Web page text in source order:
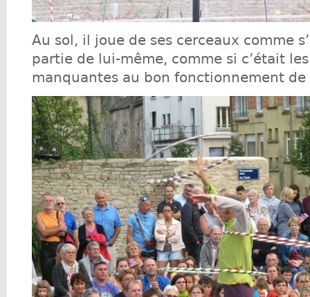
Au sol, il joue de ses cerceaux comme
partie de lui-même, comme si c’était
manquantes au bon fonctionnement de